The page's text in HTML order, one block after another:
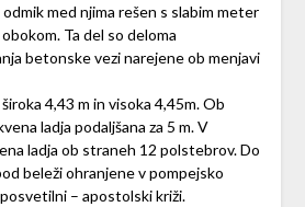
med njima rešen s slabim meter
Ta del so deloma
betonske vezi narejene ob menjavi
4,43 m in visoka 4,45m. Ob
ladja podaljšana za 5 m. V
ladja ob straneh 12 polstebrov. Do
beleži ohranjene v pompejsko
– apostolski križi.